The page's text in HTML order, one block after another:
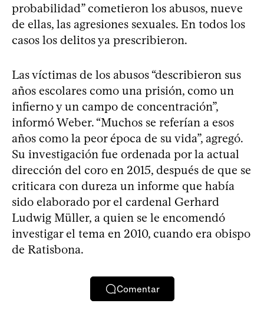
probabilidad” cometieron los abusos, nueve
de ellas, las agresiones sexuales. En todos los
casos los delitos ya prescribieron.
Las víctimas de los abusos “describieron sus
años escolares como una prisión, como un
infierno y un campo de concentración”,
informó Weber. “Muchos se referían a esos
años como la peor época de su vida”, agregó.
Su investigación fue ordenada por la actual
dirección del coro en 2015, después de que se
criticara con dureza un informe que había
sido elaborado por el cardenal Gerhard
Ludwig Müller, a quien se le encomendó
investigar el tema en 2010, cuando era obispo
de Ratisbona.
Comentar